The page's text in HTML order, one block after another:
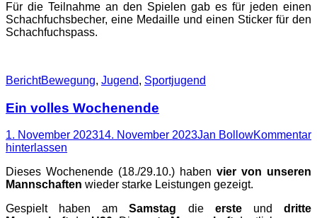
Für die Teilnahme an den Spielen gab es für jeden einen
Schachfuchsbecher, eine Medaille und einen Sticker für den
Schachfuchspass.
Kategorien
BerichtSchlagworte
Bewegung, Jugend, Sportjugend
Ein volles Wochenende
Posted
on
1. November 202314. November 2023Autor
Jan BollowKommentar
hinterlassen
Dieses Wochenende (18./29.10.) haben vier von unseren
Mannschaften wieder starke Leistungen gezeigt.
Gespielt haben amSamstag die ersteunddritte